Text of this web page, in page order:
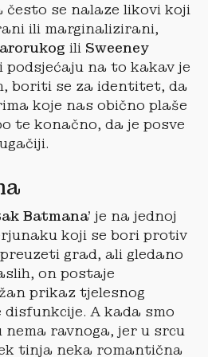
često se nalaze likovi koji
ili marginalizirani,
ili Sweeney
podsjećaju na to kakav je
boriti se za identitet, da
koje nas obično plaše
te konačno, da je posve
Batmana’ je na jednoj
koji se bori protiv
grad, ali gledano
on postaje
prikaz tjelesnog
A kada smo
nema ravnoga, jer u srcu
tinja neka romantična